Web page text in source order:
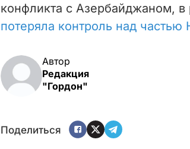
конфликта с Азербайджаном, в
потеряла контроль над частью
Автор
Редакция
"Гордон"
Поделиться